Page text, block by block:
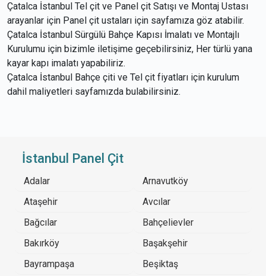
Çatalca İstanbul Tel çit ve Panel çit Satışı ve Montaj Ustası
arayanlar için Panel çit ustaları için sayfamıza göz atabilir.
Çatalca İstanbul Sürgülü Bahçe Kapısı İmalatı ve Montajlı
Kurulumu için bizimle iletişime geçebilirsiniz, Her türlü yana
kayar kapı imalatı yapabiliriz.
Çatalca İstanbul Bahçe çiti ve Tel çit fiyatları için kurulum
dahil maliyetleri sayfamızda bulabilirsiniz.
İstanbul Panel Çit
Adalar
Arnavutköy
Ataşehir
Avcılar
Bağcılar
Bahçelievler
Bakırköy
Başakşehir
Bayrampaşa
Beşiktaş